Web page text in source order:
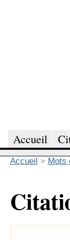
Accueil
Accueil > Mots